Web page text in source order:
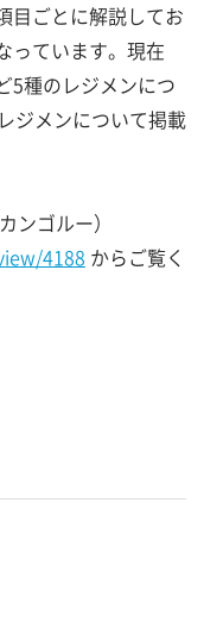
目ごとに解説してお
っています。現在
5種のレジメンにつ
ジメンについて掲載
ゴルー）
4188 からご覧く